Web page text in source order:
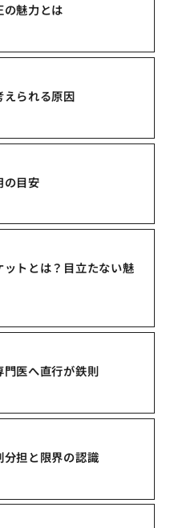
魅力とは
られる原因
の目安
トとは？目立たない魅
医へ直行が鉄則
担と限界の認識